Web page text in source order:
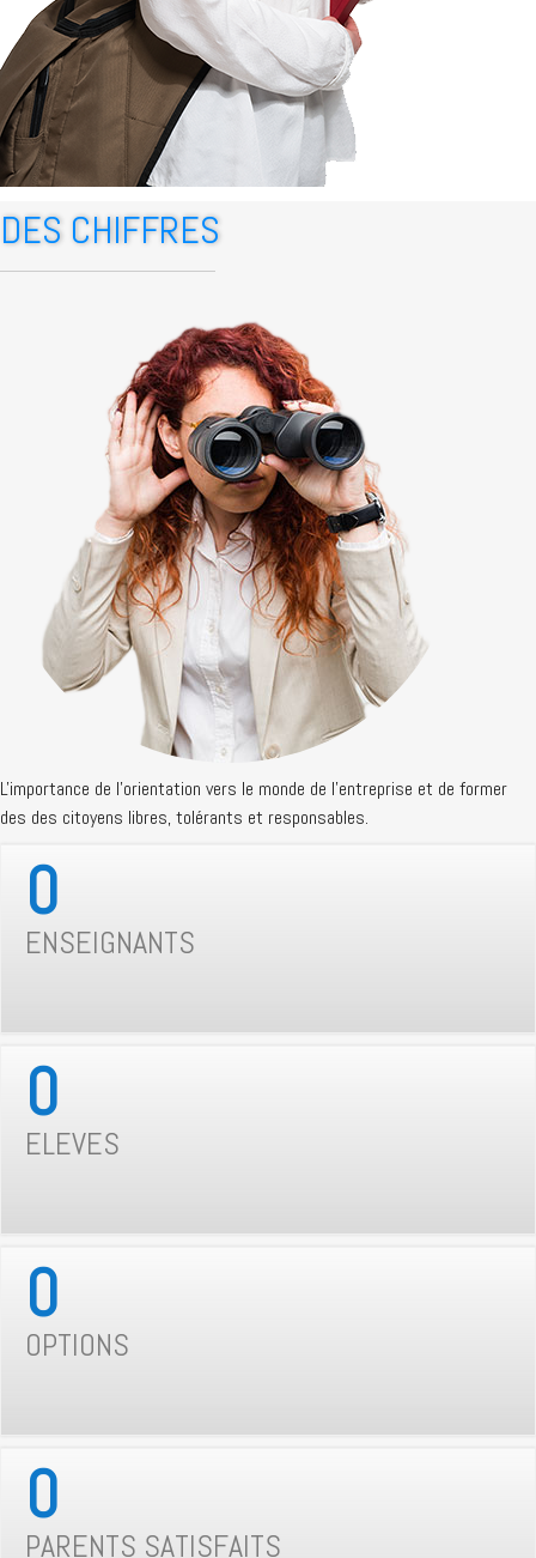
DES CHIFFRES
L'importance de l'orientation vers le monde de l'entreprise et de former
des des citoyens libres, tolérants et responsables.
0
ENSEIGNANTS
0
ELEVES
0
OPTIONS
0
PARENTS SATISFAITS